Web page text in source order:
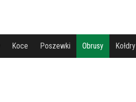
Koce Poszewki Obrusy Kołdry